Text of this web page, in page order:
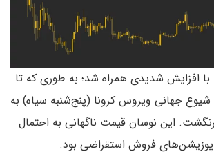
البته قیمت Bitcoin با افزایش شدیدی همراه شد؛ به طوری که تا
جهانی ویروس کرونا (پنج‌شنبه سیاه) به
این نوسان قیمت ناگهانی به احتمال
پوزیشن‌های فروش استقراضی بود.